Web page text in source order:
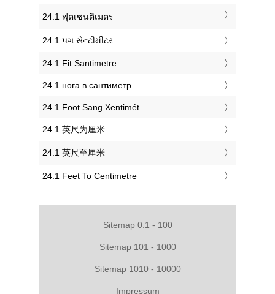
‎24.1 ฟุตเซนติเมตร
‎24.1 પગ સેન્ટીમીટર
‎24.1 Fit Santimetre
‎24.1 нога в сантиметр
‎24.1 Foot Sang Xentimét
‎24.1 英尺为厘米
‎24.1 英尺至厘米
‎24.1 Feet To Centimetre
Sitemap 0.1 - 100
Sitemap 101 - 1000
Sitemap 1010 - 10000
Impressum